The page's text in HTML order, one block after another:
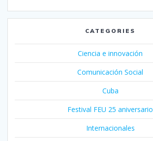
CATEGORIES
Ciencia e innovación
Comunicación Social
Cuba
Festival FEU 25 aniversario
Internacionales